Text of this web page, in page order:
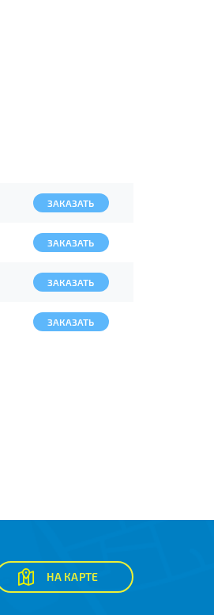
ЗАКАЗАТЬ
ЗАКАЗАТЬ
ЗАКАЗАТЬ
ЗАКАЗАТЬ
НА КАРТЕ